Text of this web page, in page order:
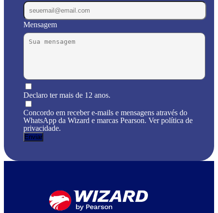
Mensagem
Declaro ter mais de 12 anos.
Concordo em receber e-mails e mensagens através do
WhatsApp da Wizard e marcas Pearson. Ver política de
privacidade.